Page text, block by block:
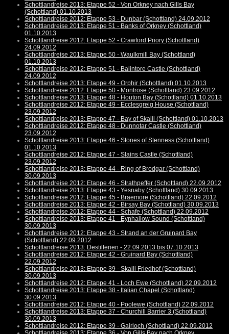
Schottlandreise 2013: Etappe 52 - Von Orkney nach Gills Bay
(Schottland) 01.10.2013
Schottlandreise 2012: Etappe 53 - Dunbar (Schottland) 24.09.2012
Schottlandreise 2013: Etappe 51 - Banks of Orkney (Schottland)
01.10.2013
Schottlandreise 2012: Etappe 52 - Crawford Priory (Schottland)
24.09.2012
Schottlandreise 2013: Etappe 50 - Waulkmill Bay (Schottland)
01.10.2013
Schottlandreise 2012: Etappe 51 - Balintore Castle (Schottland)
24.09.2012
Schottlandreise 2013: Etappe 49 - Orphir (Schottland) 01.10.2013
Schottlandreise 2012: Etappe 50 - Montrose (Schottland) 23.09.2012
Schottlandreise 2013: Etappe 48 - Houton Bay (Schottland) 01.10.2013
Schottlandreise 2012: Etappe 49 - Ecclesgreig House (Schottland)
23.09.2012
Schottlandreise 2013: Etappe 47 - Bay of Skaill (Schottland) 01.10.2013
Schottlandreise 2012: Etappe 48 - Dunnotar Castle (Schottland)
23.09.2012
Schottlandreise 2013: Etappe 46 - Stones of Stenness (Schottland)
01.10.2013
Schottlandreise 2012: Etappe 47 - Slains Castle (Schottland)
23.09.2012
Schottlandreise 2013: Etappe 44 - Ring of Brodgar (Schottland)
30.09.2013
Schottlandreise 2012: Etappe 46 - Strathpeffer (Schottland) 22.09.2012
Schottlandreise 2013: Etappe 43 - Yesnaby (Schottland) 30.09.2013
Schottlandreise 2012: Etappe 45 - Braemore (Schottland) 22.09.2012
Schottlandreise 2013: Etappe 42 - Birsay Bay (Schottland) 30.09.2013
Schottlandreise 2012: Etappe 44 - Schafe (Schottland) 22.09.2012
Schottlandreise 2013: Etappe 41 - Eynhallow Sound (Schottland)
30.09.2013
Schottlandreise 2012: Etappe 43 - Strand an der Gruinard Bay
(Schottland) 22.09.2012
Schottlandreise 2013: Destillerien - 22.09.2013 bis 07.10.2013
Schottlandreise 2012: Etappe 42 - Gruinard Bay (Schottland)
22.09.2012
Schottlandreise 2013: Etappe 39 - Skaill Friedhof (Schottland)
30.09.2013
Schottlandreise 2012: Etappe 41 - Loch Ewe (Schottland) 22.09.2012
Schottlandreise 2013: Etappe 38 - Italian Chapel (Schottland)
30.09.2013
Schottlandreise 2012: Etappe 40 - Poolewe (Schottland) 22.09.2012
Schottlandreise 2013: Etappe 37 - Churchill Barrier 3 (Schottland)
30.09.2013
Schottlandreise 2012: Etappe 39 - Gairloch (Schottland) 22.09.2012